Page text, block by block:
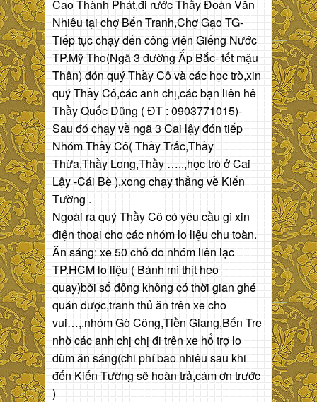
Cao Thành Phát,đi rước Thầy Đoàn Văn
Nhiêu tại chợ Bến Tranh,Chợ Gạo TG-
Tiếp tục chạy đến công viên Giếng Nước
TP.Mỹ Tho(Ngã 3 đường Ấp Bắc- tết mậu
Thân) đón quý Thầy Cô và các học trò,xin
quý Thầy Cô,các anh chị,các bạn liên hê
Thầy Quốc Dũng ( ĐT : 0903771015)-
Sau đó chạy về ngã 3 Cai lậy đón tiếp
Nhóm Thầy Cô( Thầy Trắc,Thầy
Thừa,Thầy Long,Thầy …..,học trò ở Cai
Lậy -Cái Bè ),xong chạy thẳng về Kiến
Tường .
Ngoài ra quý Thầy Cô có yêu cầu gì xin
điện thoại cho các nhóm lo liệu chu toàn.
Ăn sáng: xe 50 chỗ do nhóm liên lạc
TP.HCM lo liệu ( Bánh mì thịt heo
quay)bởi số đông không có thời gian ghé
quán được,tranh thủ ăn trên xe cho
vui…,.nhóm Gò Công,Tiền Giang,Bến Tre
nhờ các anh chị chị đi trên xe hổ trợ lo
dùm ăn sáng(chi phí bao nhiêu sau khi
đến Kiến Tường sẽ hoàn trả,cám ơn trước
)